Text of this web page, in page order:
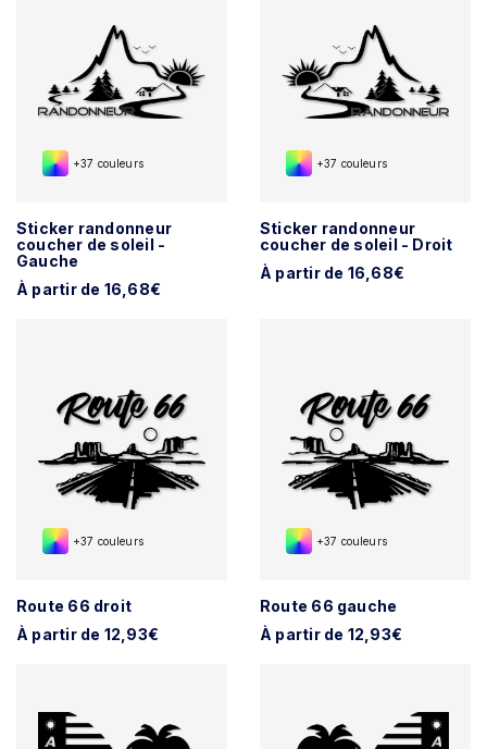
+37 couleurs
Sticker randonneur
coucher de soleil -
Gauche
À partir de 16,68€
+37 couleurs
Sticker randonneur
coucher de soleil - Droit
À partir de 16,68€
+37 couleurs
Route 66 droit
À partir de 12,93€
+37 couleurs
Route 66 gauche
À partir de 12,93€